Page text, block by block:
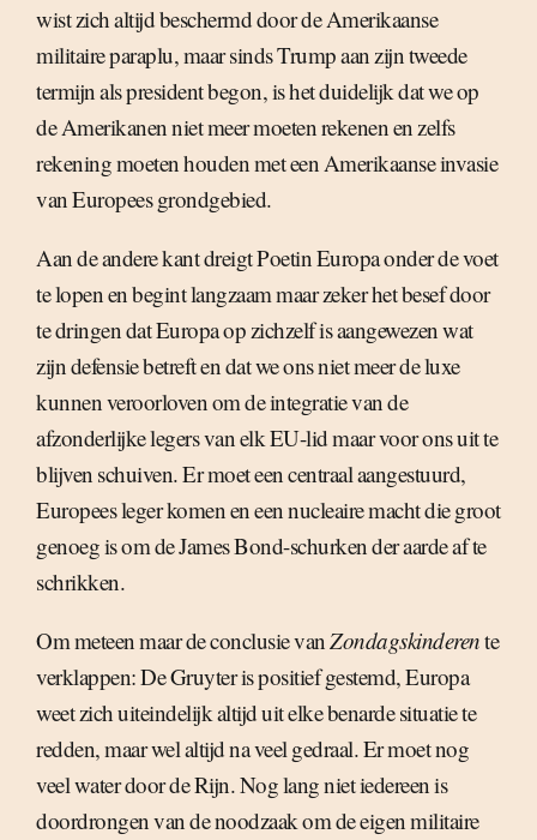
wist zich altijd beschermd door de Amerikaanse
militaire paraplu, maar sinds Trump aan zijn tweede
termijn als president begon, is het duidelijk dat we op
de Amerikanen niet meer moeten rekenen en zelfs
rekening moeten houden met een Amerikaanse invasie
van Europees grondgebied.
Aan de andere kant dreigt Poetin Europa onder de voet
te lopen en begint langzaam maar zeker het besef door
te dringen dat Europa op zichzelf is aangewezen wat
zijn defensie betreft en dat we ons niet meer de luxe
kunnen veroorloven om de integratie van de
afzonderlijke legers van elk EU-lid maar voor ons uit te
blijven schuiven. Er moet een centraal aangestuurd,
Europees leger komen en een nucleaire macht die groot
genoeg is om de James Bond-schurken der aarde af te
schrikken.
Om meteen maar de conclusie vanZondagskinderente
verklappen: De Gruyter is positief gestemd, Europa
weet zich uiteindelijk altijd uit elke benarde situatie te
redden, maar wel altijd na veel gedraal. Er moet nog
veel water door de Rijn. Nog lang niet iedereen is
doordrongen van de noodzaak om de eigen militaire